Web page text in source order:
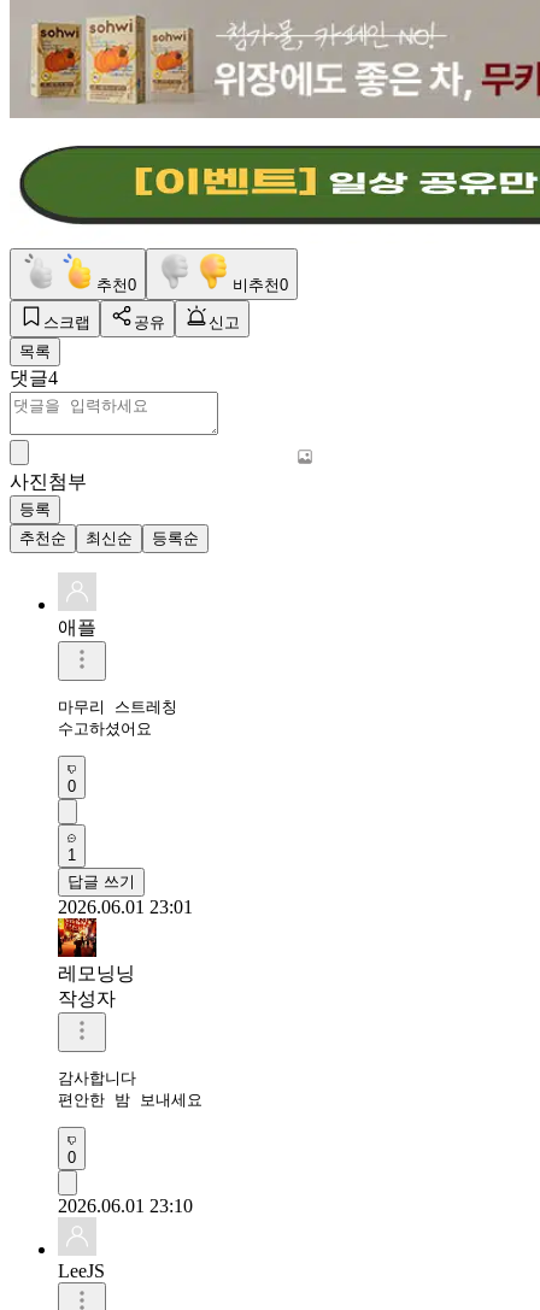
추천0 비추천0
스크랩 공유
신고
목록
댓글4
사진첨부
등록
추천순
최신순 등록순
애플
마무리 스트레칭
수고하셨어요
0
1
답글 쓰기
2026.06.01 23:01
레모닝닝
작성자
감사합니다
편안한 밤 보내세요
0
2026.06.01 23:10
LeeJS